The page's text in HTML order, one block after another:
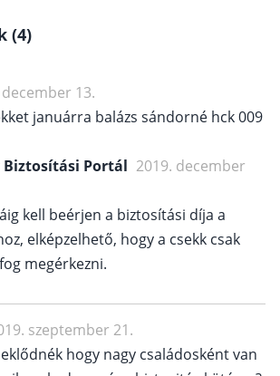
(4)
13.
januárra balázs sándorné hck 009
Biztosítási Portál 2019. december
kell beérjen a biztosítási díja a
elképzelhető, hogy a csekk csak
megérkezni.
szeptember 21.
hogy nagy családosként van